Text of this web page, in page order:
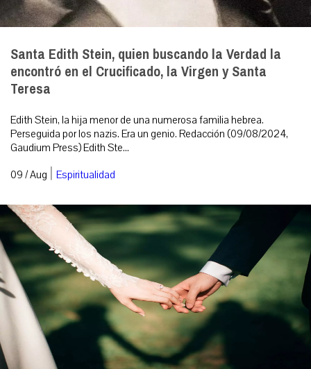
Santa Edith Stein, quien buscando la Verdad la
encontró en el Crucificado, la Virgen y Santa
Teresa
Edith Stein, la hija menor de una numerosa familia hebrea.
Perseguida por los nazis. Era un genio. Redacción (09/08/2024,
Gaudium Press) Edith Ste...
09 / Aug | Espiritualidad